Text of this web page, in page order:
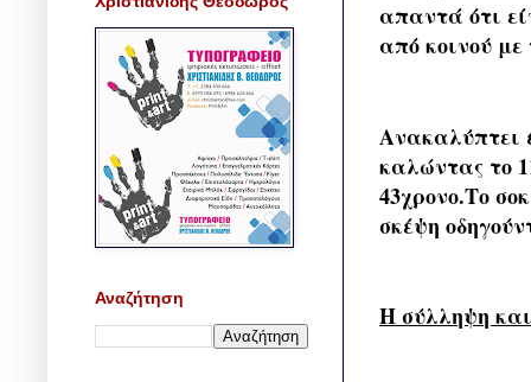
απαντά ότι
από κοινού με
Ανακαλύπτει
καλώντας το
43χρονο.Το
σκέψη
Η σύλληψη
Αναζήτηση